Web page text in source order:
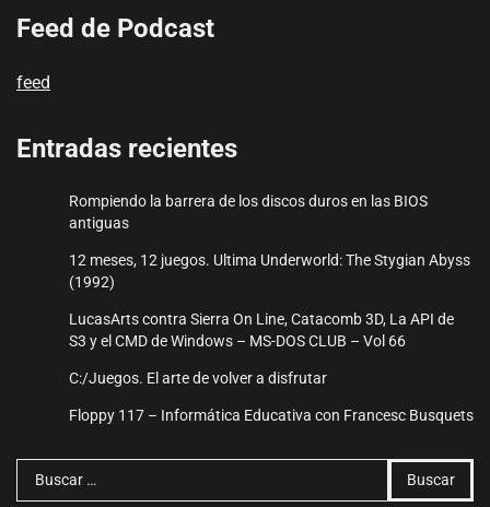
Feed de Podcast
feed
Entradas recientes
Rompiendo la barrera de los discos duros en las BIOS
antiguas
12 meses, 12 juegos. Ultima Underworld: The Stygian Abyss
(1992)
LucasArts contra Sierra On Line, Catacomb 3D, La API de
S3 y el CMD de Windows – MS-DOS CLUB – Vol 66
C:/Juegos. El arte de volver a disfrutar
Floppy 117 – Informática Educativa con Francesc Busquets
Buscar: